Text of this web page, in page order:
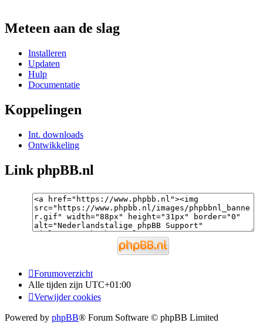
Meteen aan de slag
Installeren
Updaten
Hulp
Documentatie
Koppelingen
Int. downloads
Ontwikkeling
Link phpBB.nl
Forumoverzicht
Alle tijden zijn UTC+01:00
Verwijder cookies
Powered by phpBB® Forum Software © phpBB Limited